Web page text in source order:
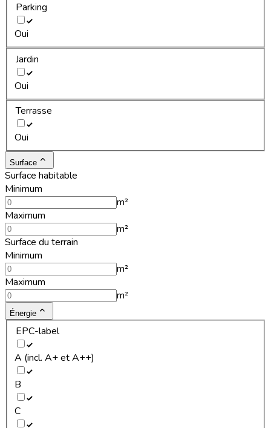
Parking
Oui
Jardin
Oui
Terrasse
Oui
Surface
Surface habitable
Minimum
m²
Maximum
m²
Surface du terrain
Minimum
m²
Maximum
m²
Énergie
EPC-label
A (incl. A+ et A++)
B
C